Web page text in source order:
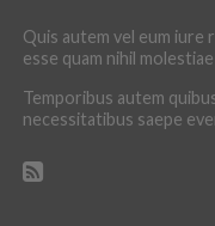
Quis autem vel eum
esse quam nihil
Temporibus autem
necessitatibus saepe